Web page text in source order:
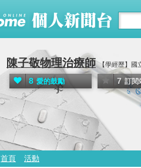
陳子敬物理治療師 【學經歷】國
8 愛的鼓勵 7 訂閱
首頁 活動